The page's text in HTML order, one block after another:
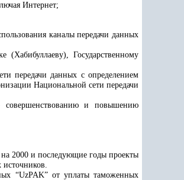
Интернет;
каналы передачи данных
(Хабибуллаеву), Государственному
передачи данных с определением
Национальной сети передачи
совершенствованию и повышению
2000 и последующие годы проекты
источников.
“UzPAK” от уплаты таможенных